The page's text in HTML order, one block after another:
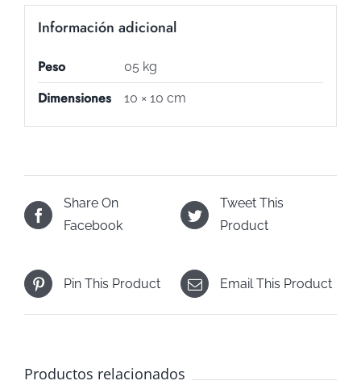
Información adicional
Peso 05 kg
Dimensiones 10 × 10 cm
Share On
Facebook
Tweet This
Product
Pin This Product Email This Product
Productos relacionados